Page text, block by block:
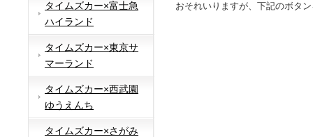
タイムズカー×富士急
ハイランド
タイムズカー×東京サ
マーランド
タイムズカー×西武園
ゆうえんち
タイムズカー×さがみ
おそれいりますが、下記のボタ